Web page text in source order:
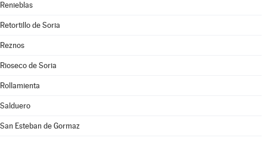
Renieblas
Retortillo de Soria
Reznos
Rioseco de Soria
Rollamienta
Salduero
San Esteban de Gormaz